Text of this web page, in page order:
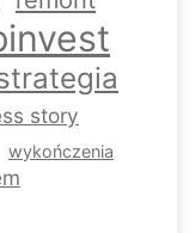
story
wykończenia